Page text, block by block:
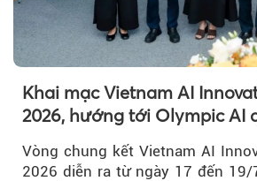
Khai mạc Vietnam AI
2026, hướng tới Olympic AI
Vòng chung kết Vietnam AI
2026 diễn ra từ ngày 17 đến 19/